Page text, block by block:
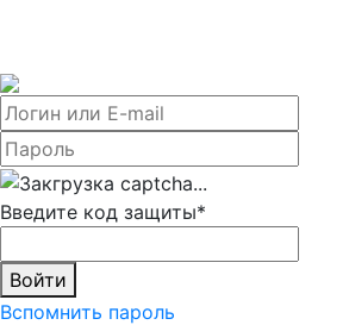
Введите код защиты*
Войти
Вспомнить пароль